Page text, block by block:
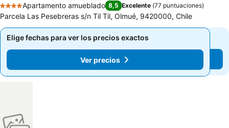
4 Estrellas
Apartamento amueblado 8,5 Excelente (77 puntuaciones)
Parcela Las Pesebreras s/n Til Til, Olmué, 9420000, Chile
Elige fechas para ver los precios exactos
Ver precios
Elige fechas para ver los precios exactos
Ver precios